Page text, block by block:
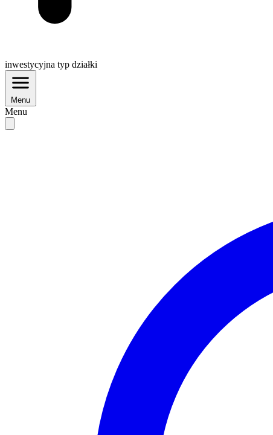
inwestycyjna typ działki
Menu
Menu